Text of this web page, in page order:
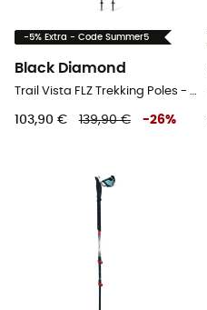
-5% Extra - Code Summer5
Black Diamond
Trail Vista FLZ Trekking Poles - Trekkingstöcke
103,90 € 139,90 € -26%